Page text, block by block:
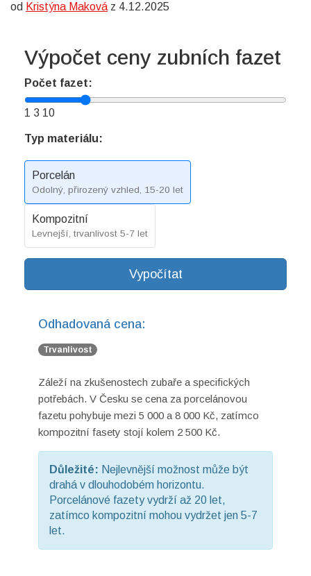
od Kristýna Maková z 4.12.2025
Výpočet ceny zubních fazet
Počet fazet:
1 3 10
Typ materiálu:
Porcelán
Odolný, přirozený vzhled, 15-20 let
Kompozitní
Levnejší, trvanlivost 5-7 let
Vypočítat
Odhadovaná cena:
Trvanlivost
Záleží na zkušenostech zubaře a specifických
potřebách. V Česku se cena za porcelánovou
fazetu pohybuje mezi 5 000 a 8 000 Kč, zatímco
kompozitní fasety stojí kolem 2 500 Kč.
Důležité: Nejlevnější možnost může být
drahá v dlouhodobém horizontu.
Porcelánové fazety vydrží až 20 let,
zatímco kompozitní mohou vydržet jen 5-7
let.